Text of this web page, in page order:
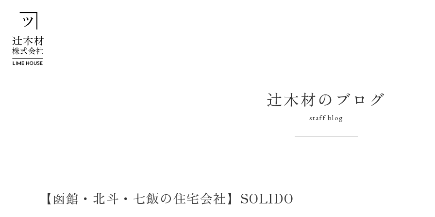
辻木材のブログ
staff blog
【函館・北斗・七飯の住宅会社】SOLIDO